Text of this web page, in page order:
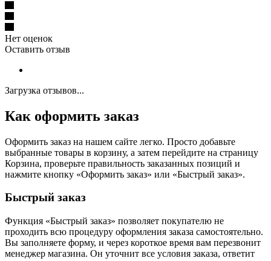
Нет оценок
Оставить отзыв
Загрузка отзывов...
Как оформить заказ
Оформить заказ на нашем сайте легко. Просто добавьте
выбранные товары в корзину, а затем перейдите на страницу
Корзина, проверьте правильность заказанных позиций и
нажмите кнопку «Оформить заказ» или «Быстрый заказ».
Быстрый заказ
Функция «Быстрый заказ» позволяет покупателю не
проходить всю процедуру оформления заказа самостоятельно.
Вы заполняете форму, и через короткое время вам перезвонит
менеджер магазина. Он уточнит все условия заказа, ответит